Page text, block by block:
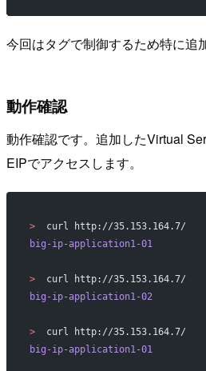
今回はタグで制御するため特に追
動作確認
動作確認です。追加したVirtual
EIPでアクセスします。
>
  curl http://35.153.164.7/
big-ip-application1-01
>
  curl http://35.153.164.7/
big-ip-application1-02
>
  curl http://35.153.164.7/
big-ip-application1-01